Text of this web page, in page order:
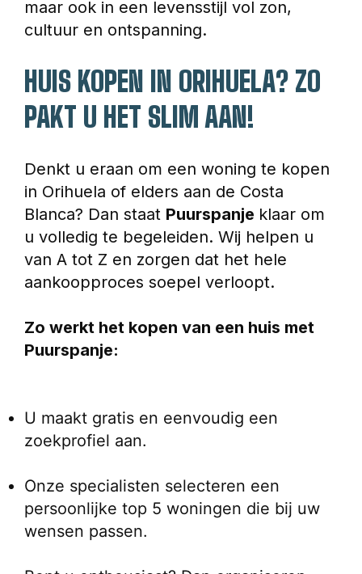
maar ook in een levensstijl vol zon,
cultuur en ontspanning.
HUIS KOPEN IN ORIHUELA? ZO
PAKT U HET SLIM AAN!
Denkt u eraan om een woning te kopen
in Orihuela of elders aan de Costa
Blanca? Dan staat Puurspanje klaar om
u volledig te begeleiden. Wij helpen u
van A tot Z en zorgen dat het hele
aankoopproces soepel verloopt.
Zo werkt het kopen van een huis met
Puurspanje:
U maakt gratis en eenvoudig een
zoekprofiel aan.
Onze specialisten selecteren een
persoonlijke top 5 woningen die bij uw
wensen passen.